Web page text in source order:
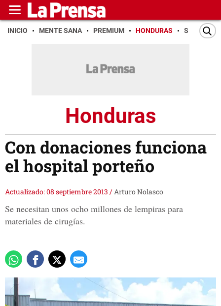
INICIO MENTE SANA PREMIUM HONDURAS SAN PEDRO
Honduras
Con donaciones funciona
el hospital porteño
Actualizado: 08 septiembre 2013 /Arturo Nolasco
Se necesitan unos ocho millones de lempiras para
materiales de cirugías.